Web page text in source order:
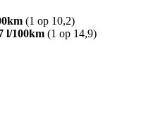
(1 op 10,2)
l/100km (1 op 14,9)